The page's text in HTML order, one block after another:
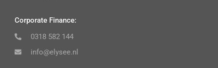
Corporate Finance:
0318 582 144
info@elysee.nl